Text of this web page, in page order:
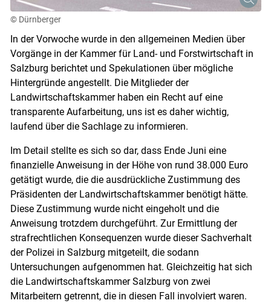
Skip to main content
© Dürnberger
In der Vorwoche wurde in den allgemeinen Medien über
Vorgänge in der Kammer für Land- und Forstwirtschaft in
Salzburg berichtet und Spekulationen über mögliche
Hintergründe angestellt. Die Mitglieder der
Landwirtschaftskammer haben ein Recht auf eine
transparente Aufarbeitung, uns ist es daher wichtig,
laufend über die Sachlage zu informieren.
Im Detail stellte es sich so dar, dass Ende Juni eine
finanzielle Anweisung in der Höhe von rund 38.000 Euro
getätigt wurde, die die ausdrückliche Zustimmung des
Präsidenten der Landwirtschaftskammer benötigt hätte.
Diese Zustimmung wurde nicht eingeholt und die
Anweisung trotzdem durchgeführt. Zur Ermittlung der
strafrechtlichen Konsequenzen wurde dieser Sachverhalt
der Polizei in Salzburg mitgeteilt, die sodann
Untersuchungen aufgenommen hat. Gleichzeitig hat sich
die Landwirtschaftskammer Salzburg von zwei
Mitarbeitern getrennt, die in diesen Fall involviert waren.